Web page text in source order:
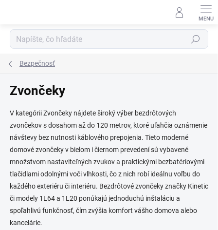
Hľadať
Bezpečnosť
Zvončeky
V kategórii Zvončeky nájdete široký výber bezdrôtových
zvončekov s dosahom až do 120 metrov, ktoré uľahčia oznámenie
návštevy bez nutnosti káblového prepojenia. Tieto moderné
domové zvončeky v bielom i čiernom prevedení sú vybavené
množstvom nastaviteľných zvukov a praktickými bezbatériovými
tlačidlami odolnými voči vlhkosti, čo z nich robí ideálnu voľbu do
každého exteriéru či interiéru. Bezdrôtové zvončeky značky Kinetic
či modely 1L64 a 1L20 ponúkajú jednoduchú inštaláciu a
spoľahlivú funkčnosť, čím zvýšia komfort vášho domova alebo
kancelárie.